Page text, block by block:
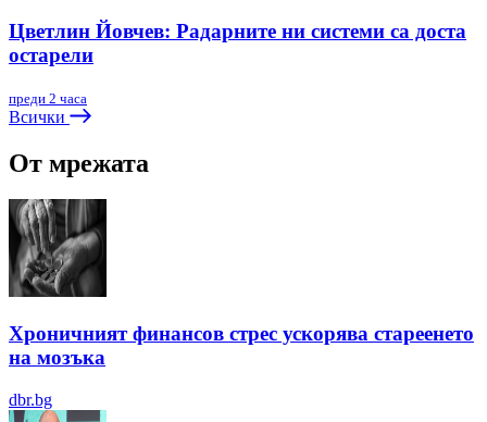
Цветлин Йовчев: Радарните ни системи са доста
остарели
преди 2 часа
Всички
От мрежата
Хроничният финансов стрес ускорява стареенето
на мозъка
dbr.bg